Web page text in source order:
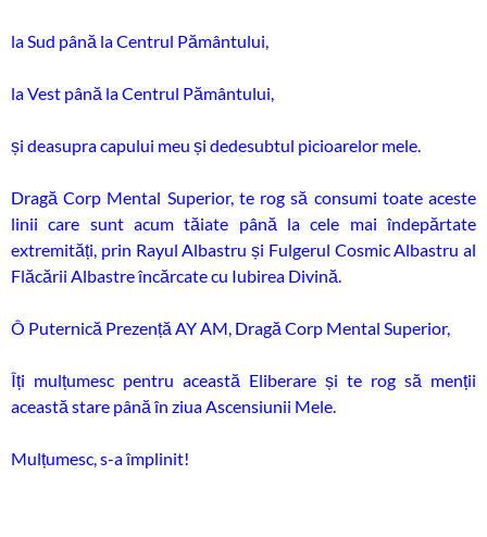
la Sud până la Centrul Pământului,
la Vest până la Centrul Pământului,
și deasupra capului meu și dedesubtul picioarelor mele.
Dragă Corp Mental Superior, te rog să consumi toate aceste
linii care sunt acum tăiate până la cele mai îndepărtate
extremități, prin Rayul Albastru și Fulgerul Cosmic Albastru al
Flăcării Albastre încărcate cu Iubirea Divină.
Ô Puternică Prezență AY AM, Dragă Corp Mental Superior,
Îți mulțumesc pentru această Eliberare și te rog să menții
această stare până în ziua Ascensiunii Mele.
Mulțumesc, s-a împlinit!